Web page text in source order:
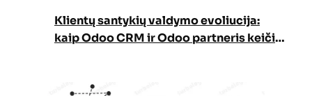
Klientų santykių valdymo evoliucija:
kaip Odoo CRM ir Odoo partneris keičia